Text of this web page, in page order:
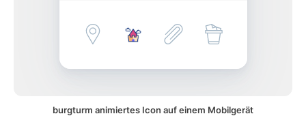
burgturm animiertes Icon auf einem Mobilgerät